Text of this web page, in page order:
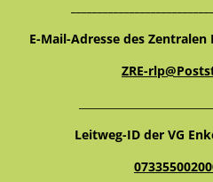
E-Mail-Adresse des Zentralen
ZRE-
Leitweg-ID der VG